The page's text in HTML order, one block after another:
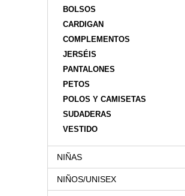
BOLSOS
CARDIGAN
COMPLEMENTOS
JERSÉIS
PANTALONES
PETOS
POLOS Y CAMISETAS
SUDADERAS
VESTIDO
NIÑAS
NIÑOS/UNISEX